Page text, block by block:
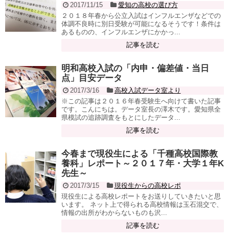
2017/11/15
愛知の高校の選び方
２０１８年春から公立入試はインフルエンザなどでの
体調不良時に別日受験が可能になるそうです！条件は
あるものの、インフルエンザにかかっ...
記事を読む
明和高校入試の「内申・偏差値・当日
点」目安データ
2017/3/16
高校入試データ室より
※この記事は２０１６年春受験生へ向けて書いた記事
です。こんにちは。データ室長の澤木です。愛知県全
県模試の追跡調査をもとにしたデータ...
記事を読む
今春まで現役生による「千種高校国際教
養科」レポート～２０１７年・大学１年K
先生～
2017/3/15
現役生からの高校レポ
現役生による高校レポートをお送りしていきたいと思
います。 ネット上で得られる高校情報は玉石混交で、
情報の出所がわからないものも沢...
記事を読む